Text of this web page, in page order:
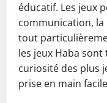
éducatif. Les jeux
communication, la
tout
les jeux Haba
curiosité des plus
prise en main